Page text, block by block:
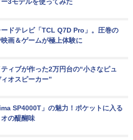
ドテレビ「TCL Q7D Pro」。圧巻の
画＆ゲームが極上体験に
ィブが作った2万円台の“小さなピュ
オスピーカー”
SP4000T」の魅力！ポケットに入る
の醍醐味